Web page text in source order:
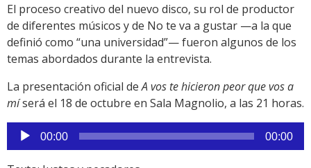
El proceso creativo del nuevo disco, su rol de productor
de diferentes músicos y de No te va a gustar —a la que
definió como “una universidad”— fueron algunos de los
temas abordados durante la entrevista.
La presentación oficial deA vos te hicieron peor que vos a
míserá el 18 de octubre en Sala Magnolio, a las 21 horas.
Reproductor
de
audio
00:00 00:00